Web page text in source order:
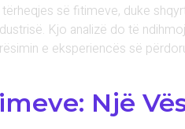
së fitimeve, duke
Kjo analizë do të
e eksperiencës së
Një